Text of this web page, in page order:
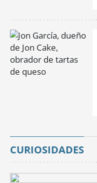
CURIOSIDADES